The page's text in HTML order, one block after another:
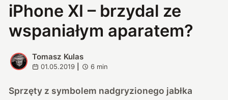
iPhone XI – brzydal ze
wspaniałym aparatem?
T
Tomasz Kulas
01.05.2019 6 min
Sprzęty z symbolem nadgryzionego jabłka